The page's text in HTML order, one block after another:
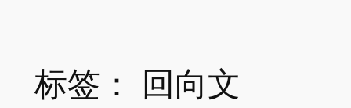
标签： 回向文